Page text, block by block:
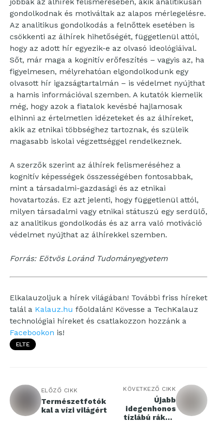
gondolkodnak és motiváltak az alapos mérlegelésre.
Az analitikus gondolkodás a felnőttek esetében is
csökkenti az álhírek hihetőségét, függetlenül attól,
hogy az adott hír egyezik-e az olvasó ideológiáival.
Sőt, már maga a kognitív erőfeszítés – vagyis az, ha
figyelmesen, mélyrehatóan elgondolkodunk egy
olvasott hír igazságtartalmán – is védelmet nyújthat
a hamis információval szemben. A kutatók kiemelik
még, hogy azok a fiatalok kevésbé hajlamosak
elhinni az értelmetlen idézeteket és az álhíreket,
akik az etnikai többséghez tartoznak, és szüleik
magasabb iskolai végzettséggel rendelkeznek.
A szerzők szerint az álhírek felismeréséhez a
kognitív képességek összességében fontosabbak,
mint a társadalmi-gazdasági és az etnikai
hovatartozás. Ez azt jelenti, hogy függetlenül attól,
milyen társadalmi vagy etnikai státuszú egy serdülő,
az analitikus gondolkodás és az arra való motiváció
védelmet nyújthat az álhírekkel szemben.
Forrás: Eötvös Loránd Tudományegyetem
Elkalauzoljuk a hírek világában! További friss híreket
talál a Kalauz.hu főoldalán! Kövesse a TechKalauz
technológiai híreket és csatlakozzon hozzánk a
Facebookon is!
ELTE
ELŐZŐ CIKK
Természetfotók
kal a vízi világért
KÖVETKEZŐ CIKK
Újabb
idegenhonos
tízlábú rákfaj